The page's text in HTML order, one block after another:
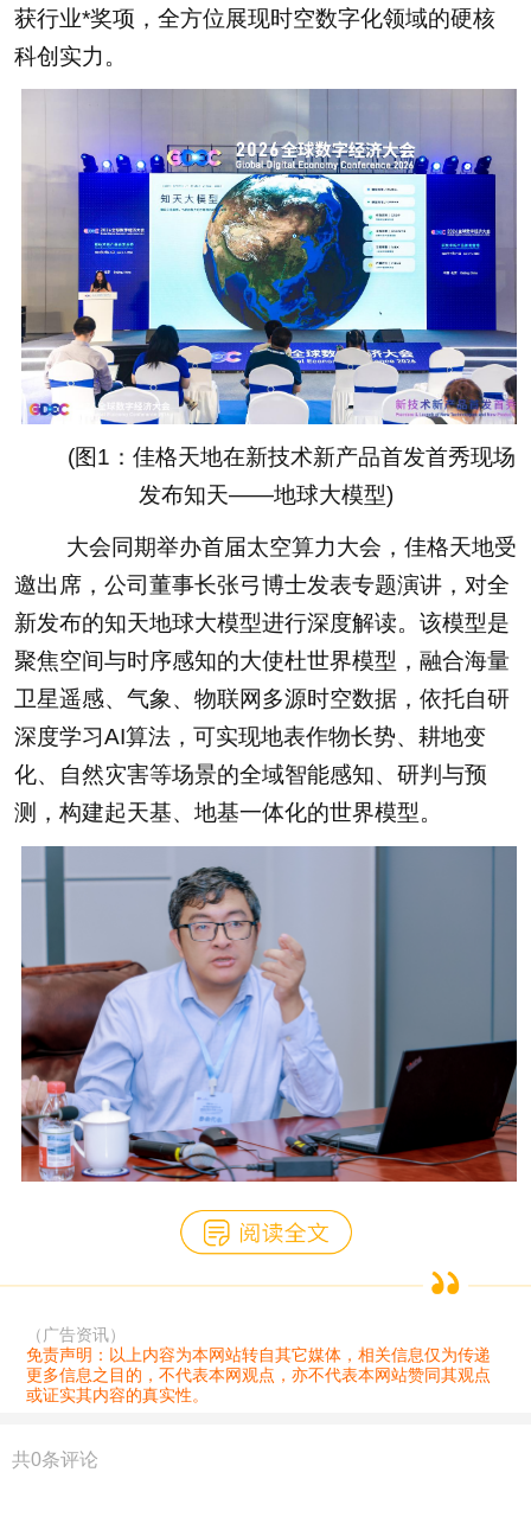
获行业*奖项，全方位展现时空数字化领域的硬核
科创实力。
(图1：佳格天地在新技术新产品首发首秀现场
发布知天——地球大模型)
大会同期举办首届太空算力大会，佳格天地受
邀出席，公司董事长张弓博士发表专题演讲，对全
新发布的知天地球大模型进行深度解读。该模型是
聚焦空间与时序感知的大使杜世界模型，融合海量
卫星遥感、气象、物联网多源时空数据，依托自研
深度学习AI算法，可实现地表作物长势、耕地变
化、自然灾害等场景的全域智能感知、研判与预
测，构建起天基、地基一体化的世界模型。
（广告资讯）
免责声明：以上内容为本网站转自其它媒体，相关信息仅为传递
更多信息之目的，不代表本网观点，亦不代表本网站赞同其观点
或证实其内容的真实性。
共0条评论